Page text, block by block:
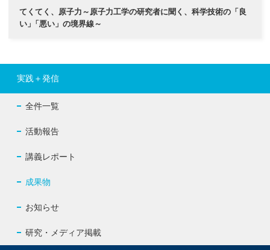
てくてく、原子力～原子力工学の研究者に聞く、科学技術の「良
い」 「悪い」の境界線～
実践＋発信
全件一覧
活動報告
講義レポート
成果物
お知らせ
研究・メディア掲載